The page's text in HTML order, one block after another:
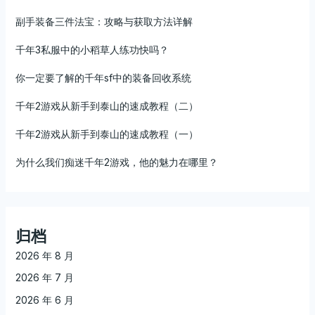
副手装备三件法宝：攻略与获取方法详解
千年3私服中的小稻草人练功快吗？
你一定要了解的千年sf中的装备回收系统
千年2游戏从新手到泰山的速成教程（二）
千年2游戏从新手到泰山的速成教程（一）
为什么我们痴迷千年2游戏，他的魅力在哪里？
归档
2026 年 8 月
2026 年 7 月
2026 年 6 月